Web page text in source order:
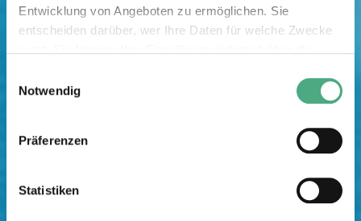
Entwicklung von Angeboten zu ermöglichen. Sie
entscheiden darüber, wer Ihre Daten für welche Zwecke
Trigger Symbol ändern oder widerrufen
Informationen über Ihre geografische Lage erfassen,
Ihr Gerät durch aktives Scannen nach bestimmten
Notwendig
Präferenzen
Statistiken